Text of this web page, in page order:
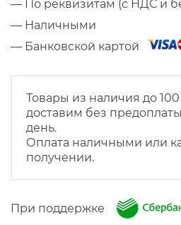
— По реквизитам (с НДС и
— Наличными
— Банковской картой
Товары из наличия до
доставим без
день.
Оплата наличными или
получении.
При поддержке